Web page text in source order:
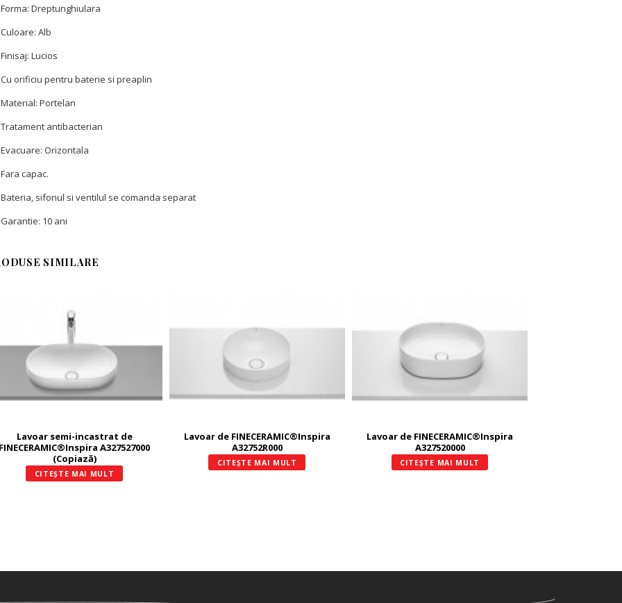
Forma: Dreptunghiulara
Culoare: Alb
Finisaj: Lucios
Cu orificiu pentru baterie si preaplin
Material: Portelan
Tratament antibacterian
Evacuare: Orizontala
Fara capac.
Bateria, sifonul si ventilul se comanda separat
Garantie: 10 ani
SIMILARE
Lavoar semi-incastrat de
A327527000
(Copiază)
CITEȘTE MAI MULT
Lavoar de FINECERAMIC®Inspira
A32752R000
CITEȘTE MAI MULT
Lavoar de FINECERAMIC®Inspira
A327520000
CITEȘTE MAI MULT